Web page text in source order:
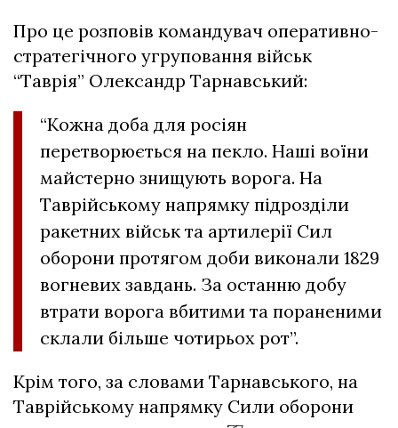
Про це розповів командувач оперативно-
стратегічного угруповання військ
“Таврія” Олександр Тарнавський:
“Кожна доба для росіян
перетворюється на пекло. Наші воїни
майстерно знищують ворога. На
Таврійському напрямку підрозділи
ракетних військ та артилерії Сил
оборони протягом доби виконали 1829
вогневих завдань. За останню добу
втрати ворога вбитими та пораненими
склали більше чотирьох рот”.
Крім того, за словами Тарнавського, на
Таврійському напрямку Сили оборони